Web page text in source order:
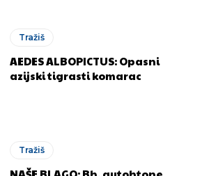
Tražiš
AEDES ALBOPICTUS: Opasni
azijski tigrasti komarac
Tražiš